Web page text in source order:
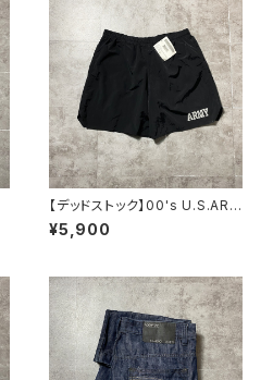
【デッドストック】00's U.S.ARM
Y アメリカ陸軍 ミリタリー ナ
イロンショーツ トレーニングパ
¥5,900